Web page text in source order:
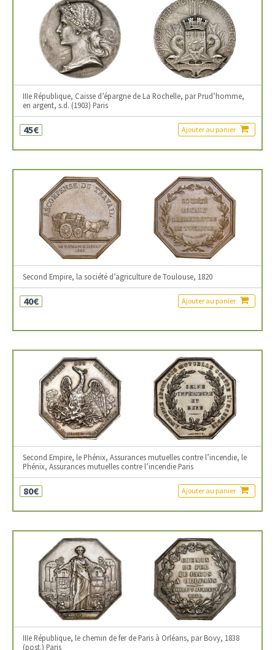
IIIe République, Caisse d’épargne de La Rochelle, par Prud’homme,
en argent, s.d. (1903) Paris
45€ Ajouter au panier
Second Empire, la société d’agriculture de Toulouse, 1820
40€ Ajouter au panier
Second Empire, le Phénix, Assurances mutuelles contre l’incendie, le
Phénix, Assurances mutuelles contre l’incendie Paris
80€ Ajouter au panier
IIIe République, le chemin de fer de Paris à Orléans, par Bovy, 1838
(post.) Paris